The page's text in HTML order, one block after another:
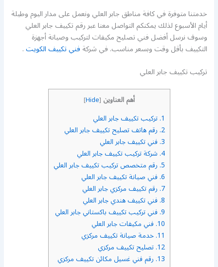
خدمتنا متوفرة في كافة مناطق جابر العلي ونعمل على مدار اليوم وطيلة
أيام الأسبوع لذلك يمكنكم التواصل معنا عبر رقم تكييف جابر العلي
وسوف نرسل أفضل فني تصليح مكيفات لتركيب وصيانة أجهزة
التكييف بأقل وقت وبسعر مناسب. في شركةفني تكييف الكويت.
تركيب تكييف جابر العلي
أهم العناوين [
Hide
]
1. تركيب تكييف جابر العلي
2. رقم هاتف تصليح تكييف جابر العلي
3. فني تكييف جابر العلي
4. شركة تركيب تكييف جابر العلي
5. رقم متخصص تركيب تكييف جابر العلي
6. فني صيانة تكييف جابر العلي
7. رقم تكييف مركزي جابر العلي
8. فني تكييف هندي جابر العلي
9. فني تركيب تكييف باكستاني جابر العلي
10. فني مكيفات جابر العلي
11. خدمة صيانة تكييف مركزي
12. تصليح تكييف مركزي
13. رقم فني غسيل مكائن تكييف مركزي